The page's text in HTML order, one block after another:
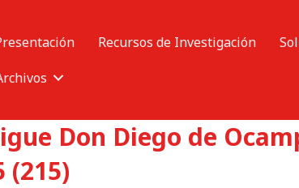
Recursos de Investigación
Don Diego de
(215)